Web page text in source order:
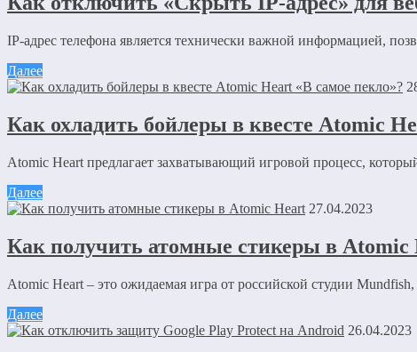
IP-адрес телефона является технически важной информацией,
Далее
Как охладить бойлеры в квесте Atomic
Atomic Heart предлагает захватывающий игровой процесс,
Далее
27.04.2023
Как получить атомные стикеры в Atomic
Atomic Heart – это ожидаемая игра от российской студии
Далее
26.04.2023